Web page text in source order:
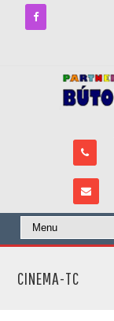
CINEMA-TC